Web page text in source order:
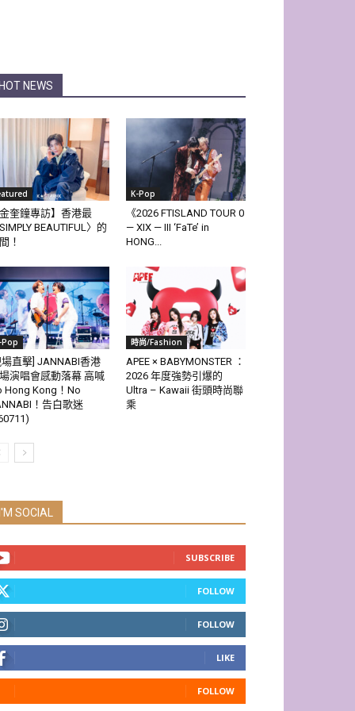
HOT NEWS
金奎鐘專訪】香港最
SIMPLY BEAUTIFUL〉的
！
K-Pop
《2026 FTISLAND TOUR 0
— XIX — III ‘FaTe’ in
HONG...
Pop
場直擊] JANNABI香港
演唱會感動落幕 高喊
Hong Kong！No
！告白歌迷
時尚/Fashion
APEE × BABYMONSTER ：
2026 年度強勢引爆的
Ultra – Kawaii 街頭時尚聯
乘
I'M SOCIAL
SUBSCRIBE
FOLLOW
FOLLOW
LIKE
FOLLOW